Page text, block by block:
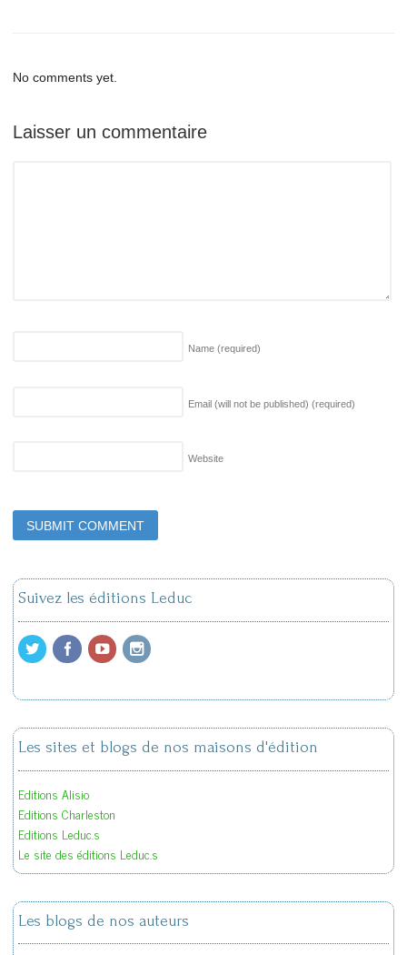
No comments yet.
Laisser un commentaire
Name (required)
Email (will not be published) (required)
Website
Suivez les éditions Leduc
Les sites et blogs de nos maisons d'édition
Editions Alisio
Editions Charleston
Editions Leduc.s
Le site des éditions Leduc.s
Les blogs de nos auteurs